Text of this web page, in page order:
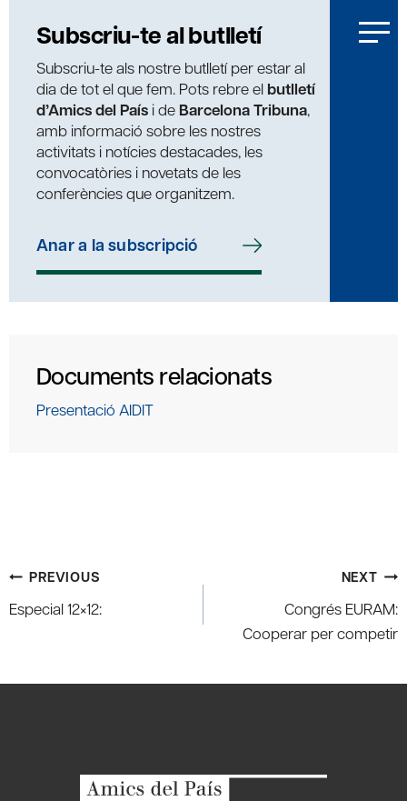
Subscriu-te al butlletí
Subscriu-te als nostre butlletí per estar al
dia de tot el que fem. Pots rebre el butlletí
d’Amics del País i de Barcelona Tribuna,
amb informació sobre les nostres
activitats i notícies destacades, les
convocatòries i novetats de les
conferències que organitzem.
Anar a la subscripció
Documents relacionats
Presentació AIDIT
Post
navigation
PREVIOUS
Especial 12×12:
NEXT
Congrés EURAM:
Cooperar per competir